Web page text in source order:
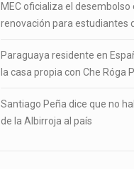
MEC oficializa el desembolso
renovación para estudiantes
Paraguaya residente en
la casa propia con Che Róga
Santiago Peña dice que no
de la Albirroja al país